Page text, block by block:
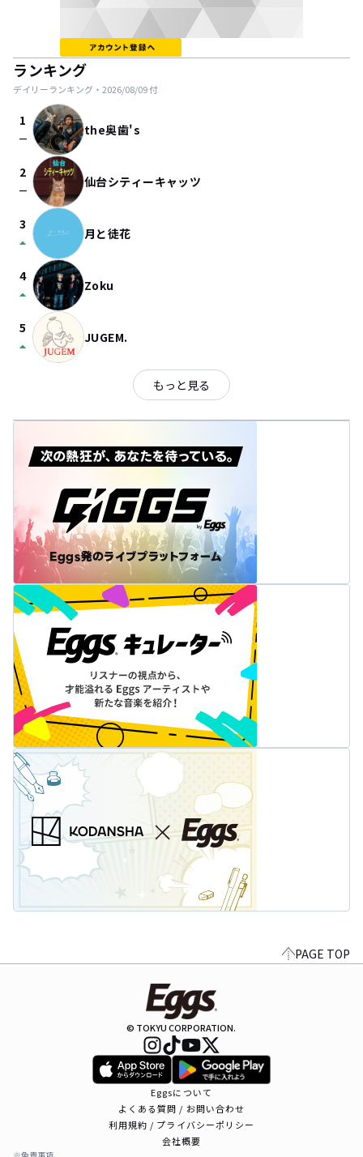
ランキング
デイリーランキング・ 2026/08/09付
1
check_indeterminate_small the奥歯's
2
check_indeterminate_small 仙台シティーキャッツ
3
arrow_drop_up 月と徒花
4
arrow_drop_up Zoku
5
arrow_drop_up JUGEM.
もっと見る
PAGE TOP
© TOKYU CORPORATION.
Eggsについて
よくある質問 / お問い合わせ
利用規約 / プライバシーポリシー
会社概要